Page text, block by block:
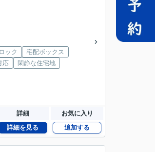
ック
宅配ボックス
応
閑静な住宅地
詳細 お気に入り
詳細を見る 追加する